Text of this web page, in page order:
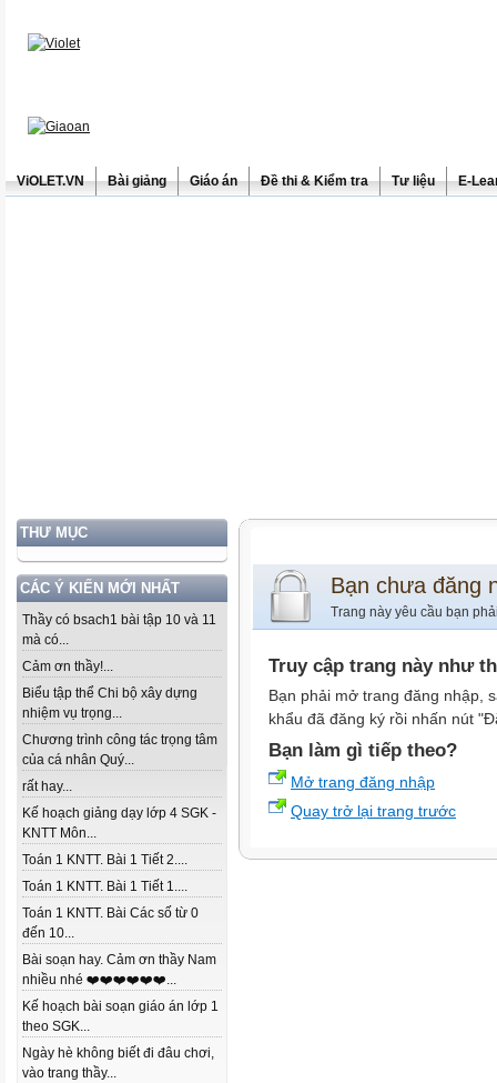
ViOLET.VN Bài giảng Giáo án Đề thi & Kiểm tra Tư liệu E-
THƯ MỤC
CÁC Ý KIẾN MỚI NHẤT
Thầy có bsach1 bài tập 10 và 11
mà có...
Cảm ơn thầy!...
Biểu tập thể Chi bộ xây dựng
nhiệm vụ trọng...
Chương trình công tác trọng tâm
của cá nhân Quý...
rất hay...
Kế hoạch giảng dạy lớp 4 SGK -
KNTT Môn...
Toán 1 KNTT. Bài 1 Tiết 2....
Toán 1 KNTT. Bài 1 Tiết 1....
Toán 1 KNTT. Bài Các số từ 0
đến 10...
Bài soạn hay. Cảm ơn thầy Nam
nhiều nhé ❤️❤️❤️❤️❤️❤️...
Kế hoạch bài soạn giáo án lớp 1
theo SGK...
Ngày hè không biết đi đâu chơi,
vào trang thầy...
Bạn chưa đăng
Trang này yêu cầu bạn
Truy cập trang này như
Bạn phải mở trang đăng nhập,
khẩu đã đăng ký rồi nhấn nút
Bạn làm gì tiếp theo?
Mở trang đăng nhập
Quay trở lại trang trước